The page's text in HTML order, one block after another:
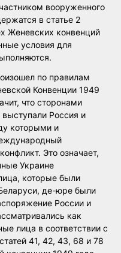
вооруженного
в статье 2
Женевских конвенций
условия для
по правилам
Конвенции 1949
что сторонами
выступали Россия и
которыми и
Это означает,
Украине
которые были
де-юре были
России и
как
лица в соответствии с
41, 42, 43, 68 и 78